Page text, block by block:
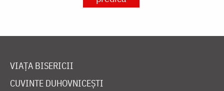
VIAȚA BISERICII
CUVINTE DUHOVNICEȘTI